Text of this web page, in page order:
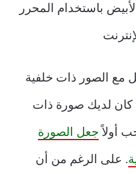
مع الصور ذات خلفية
كان لديك صورة ذات
أولاً جعل الصورة
. على الرغم من أن